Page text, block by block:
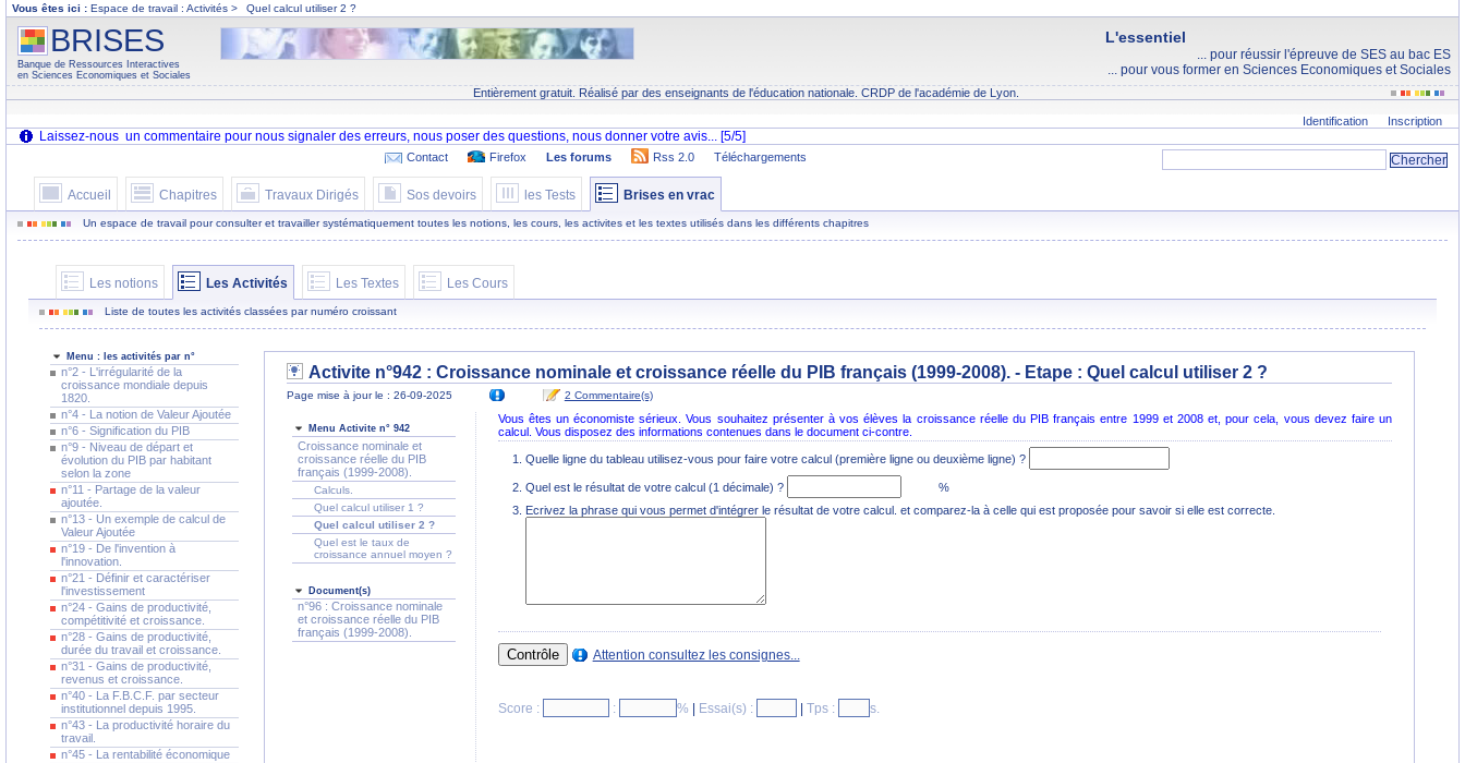
Vous êtes ici : Espace de travail : Activités > Quel calcul utiliser 2 ?
L'essentiel
... pour réussir l'épreuve de SES au bac ES
... pour vous former en Sciences Economiques et Sociales
BRISES
Banque de Ressources Interactives
en Sciences Economiques et Sociales
Entièrement gratuit. Réalisé par des enseignants de l'éducation nationale. CRDP de l'académie de Lyon.
Identification Inscription
Contact Firefox Les forums Rss 2.0 Téléchargements
Accueil Chapitres Travaux Dirigés Sos devoirs les Tests Brises en vrac
Un espace de travail pour consulter et travailler systématiquement toutes les notions, les cours, les activites et les textes utilisés dans les différents chapitres
Les notions Les Activités Les Textes Les Cours
Liste de toutes les activités classées par numéro croissant
Menu : les activités par n°
n°2 - L'irrégularité de la
croissance mondiale depuis
1820.
n°4 - La notion de Valeur Ajoutée
n°6 - Signification du PIB
n°9 - Niveau de départ et
évolution du PIB par habitant
selon la zone
n°11 - Partage de la valeur
ajoutée.
n°13 - Un exemple de calcul de
Valeur Ajoutée
n°19 - De l'invention à
l'innovation.
n°21 - Définir et caractériser
l'investissement
n°24 - Gains de productivité,
compétitivité et croissance.
n°28 - Gains de productivité,
durée du travail et croissance.
n°31 - Gains de productivité,
revenus et croissance.
n°40 - La F.B.C.F. par secteur
institutionnel depuis 1995.
n°43 - La productivité horaire du
travail.
n°45 - La rentabilité économique
Activite n°942 : Croissance nominale et croissance réelle du PIB français (1999-2008). - Etape : Quel calcul utiliser 2 ?
Page mise à jour le : 26-09-2025 2 Commentaire(s)
Menu Activite n° 942
Croissance nominale et
croissance réelle du PIB
français (1999-2008).
Calculs.
Quel calcul utiliser 1 ?
Quel calcul utiliser 2 ?
Quel est le taux de
croissance annuel moyen ?
Document(s)
n°96 : Croissance nominale
et croissance réelle du PIB
français (1999-2008).
Vous êtes un économiste sérieux. Vous souhaitez présenter à vos élèves la croissance réelle du PIB français entre 1999 et 2008 et, pour cela, vous devez faire un
calcul. Vous disposez des informations contenues dans le document ci-contre.
Quelle ligne du tableau utilisez-vous pour faire votre calcul (première ligne ou deuxième ligne) ?
Quel est le résultat de votre calcul (1 décimale) ?
%
Ecrivez la phrase qui vous permet d'intégrer le résultat de votre calcul. et comparez-la à celle qui est proposée pour savoir si elle est correcte.
Attention consultez les consignes...
Score : : % Essai(s) : Tps : s.